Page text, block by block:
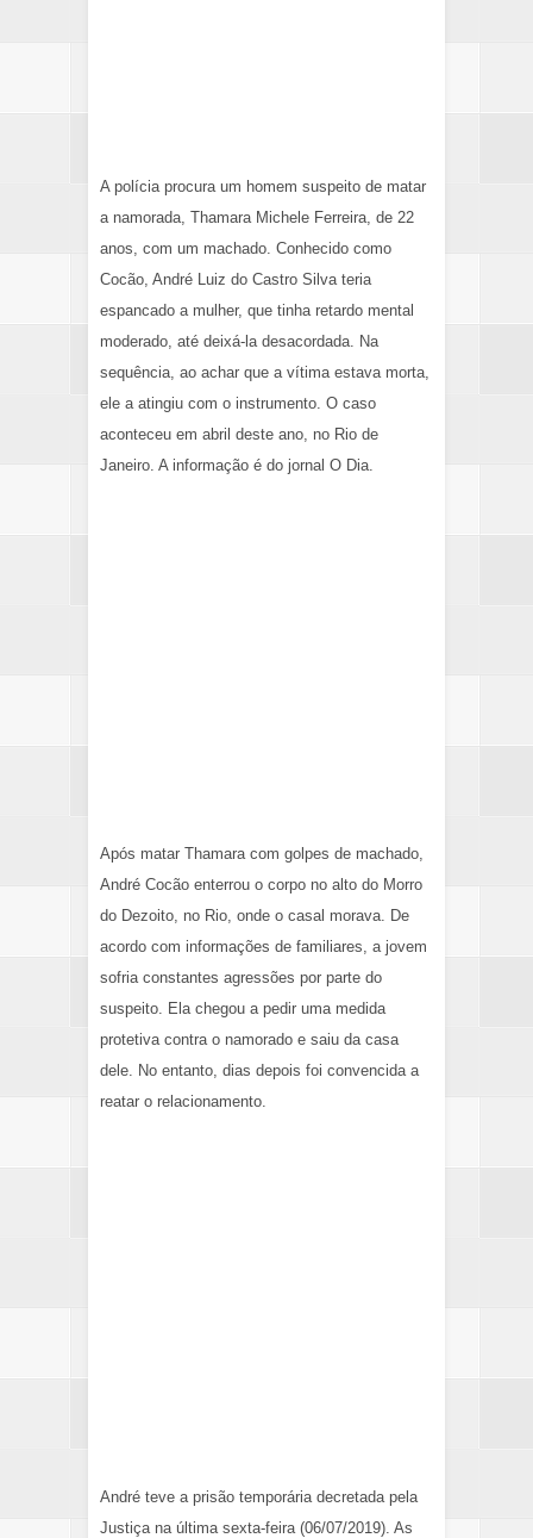
A polícia procura um homem suspeito de matar
a namorada, Thamara Michele Ferreira, de 22
anos, com um machado. Conhecido como
Cocão, André Luiz do Castro Silva teria
espancado a mulher, que tinha retardo mental
moderado, até deixá-la desacordada. Na
sequência, ao achar que a vítima estava morta,
ele a atingiu com o instrumento. O caso
aconteceu em abril deste ano, no Rio de
Janeiro. A informação é do jornal O Dia
Após matar Thamara com golpes de machado,
André Cocão enterrou o corpo no alto do Morro
do Dezoito, no Rio, onde o casal morava. De
acordo com informações de familiares, a jovem
sofria constantes agressões por parte do
suspeito. Ela chegou a pedir uma medida
protetiva contra o namorado e saiu da casa
dele. No entanto, dias depois foi convencida a
reatar o relacionamento.
André teve a prisão temporária decretada pela
Justiça na última sexta-feira (06/07/2019). As